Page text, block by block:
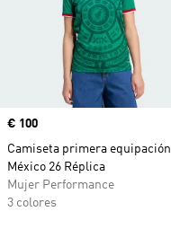
Precio
€ 100
Camiseta primera equipación
México 26 Réplica
Mujer Performance
3 colores